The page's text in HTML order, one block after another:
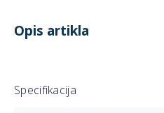
Opis artikla
Specifikacija